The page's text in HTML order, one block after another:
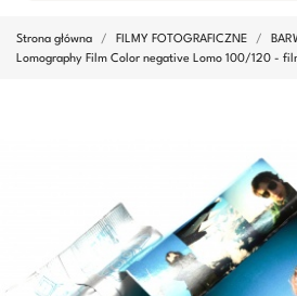
Strona główna FILMY FOTOGRAFICZNE
Lomography Film Color negative Lomo 100/120 -